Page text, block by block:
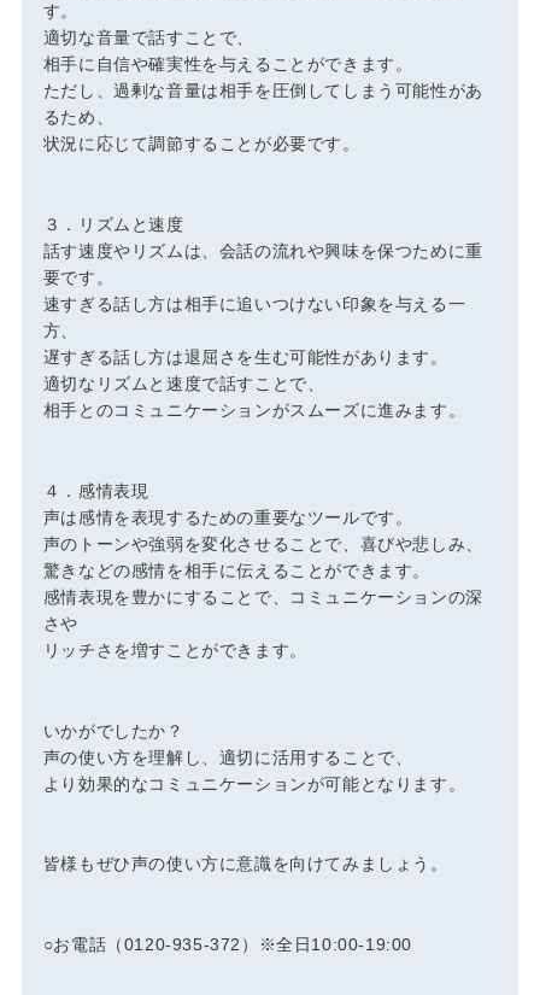
す。
適切な音量で話すことで、
相手に自信や確実性を与えることができます。
ただし、過剰な音量は相手を圧倒してしまう可能性があ
るため、
状況に応じて調節することが必要です。
３．リズムと速度
話す速度やリズムは、会話の流れや興味を保つために重
要です。
速すぎる話し方は相手に追いつけない印象を与える一
方、
遅すぎる話し方は退屈さを生む可能性があります。
適切なリズムと速度で話すことで、
相手とのコミュニケーションがスムーズに進みます。
４．感情表現
声は感情を表現するための重要なツールです。
声のトーンや強弱を変化させることで、喜びや悲しみ、
驚きなどの感情を相手に伝えることができます。
感情表現を豊かにすることで、コミュニケーションの深
さや
リッチさを増すことができます。
いかがでしたか？
声の使い方を理解し、適切に活用することで、
より効果的なコミュニケーションが可能となります。
皆様もぜひ声の使い方に意識を向けてみましょう。
○お電話（0120-935-372）※全日10:00-19:00